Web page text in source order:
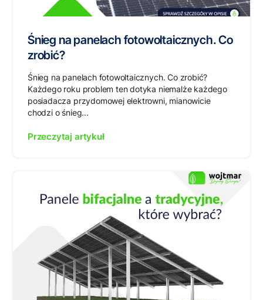
Śnieg na panelach fotowoltaicznych. Co
zrobić?
Śnieg na panelach fotowoltaicznych. Co zrobić?
Każdego roku problem ten dotyka niemalże każdego
posiadacza przydomowej elektrowni, mianowicie
chodzi o śnieg...
Przeczytaj artykuł